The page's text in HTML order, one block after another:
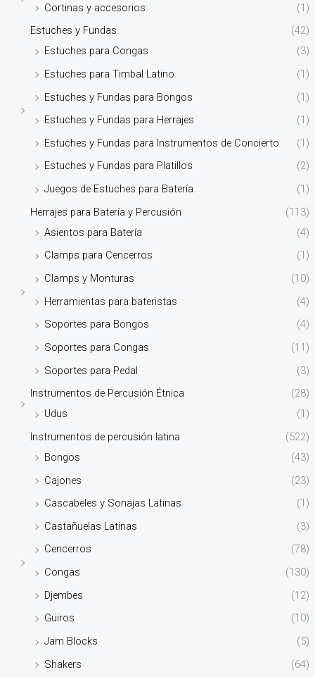
Cortinas y accesorios
(1)
Estuches y Fundas
(42)
Estuches para Congas
(3)
Estuches para Timbal Latino
(1)
Estuches y Fundas para Bongos
(1)
Estuches y Fundas para Herrajes
(1)
Estuches y Fundas para Instrumentos de Concierto
(1)
Estuches y Fundas para Platillos
(2)
Juegos de Estuches para Batería
(1)
Herrajes para Batería y Percusión
(113)
Asientos para Batería
(4)
Clamps para Cencerros
(1)
Clamps y Monturas
(10)
Herramientas para bateristas
(4)
Soportes para Bongos
(4)
Soportes para Congas
(11)
Soportes para Pedal
(3)
Instrumentos de Percusión Étnica
(28)
Udus
(1)
Instrumentos de percusión latina
(522)
Bongos
(43)
Cajones
(23)
Cascabeles y Sonajas Latinas
(1)
Castañuelas Latinas
(3)
Cencerros
(78)
Congas
(130)
Djembes
(12)
Güiros
(10)
Jam Blocks
(5)
Shakers
(64)